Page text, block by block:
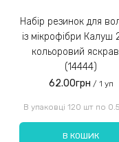
Введіть код,
Набір резинок для волосся
із мікрофібри Калуш
кольоровий
(14444)
62.00грн / 1 уп
В упаковці 120 шт по
В КОШИК